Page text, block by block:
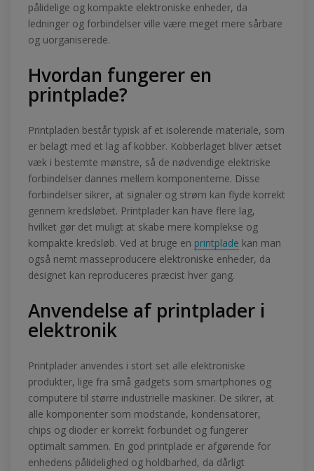
pålidelige og kompakte elektroniske enheder, da
ledninger og forbindelser ville være meget mere sårbare
og uorganiserede.
Hvordan fungerer en
printplade?
Printpladen består typisk af et isolerende materiale, som
er belagt med et lag af kobber. Kobberlaget bliver ætset
væk i bestemte mønstre, så de nødvendige elektriske
forbindelser dannes mellem komponenterne. Disse
forbindelser sikrer, at signaler og strøm kan flyde korrekt
gennem kredsløbet. Printplader kan have flere lag,
hvilket gør det muligt at skabe mere komplekse og
kompakte kredsløb. Ved at bruge en printplade kan man
også nemt masseproducere elektroniske enheder, da
designet kan reproduceres præcist hver gang.
Anvendelse af printplader i
elektronik
Printplader anvendes i stort set alle elektroniske
produkter, lige fra små gadgets som smartphones og
computere til større industrielle maskiner. De sikrer, at
alle komponenter som modstande, kondensatorer,
chips og dioder er korrekt forbundet og fungerer
optimalt sammen. En god printplade er afgørende for
enhedens pålidelighed og holdbarhed, da dårligt